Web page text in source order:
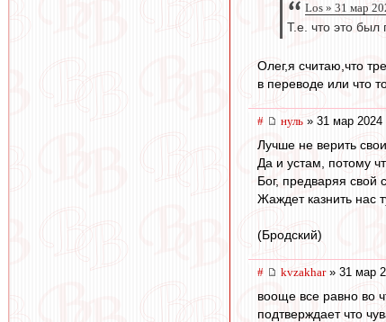
Los » 31 мар
Т.е. что это
Олег,я считаю,что
в переводе или что
# нуль » 31 мар 2024
Лучше не верить
Да и устам, потому
Бог, предваряя свой
Жаждет казнить нас
(Бродский)
# kvzakhar» 31 мар
вооще все равно во
подтверждает что